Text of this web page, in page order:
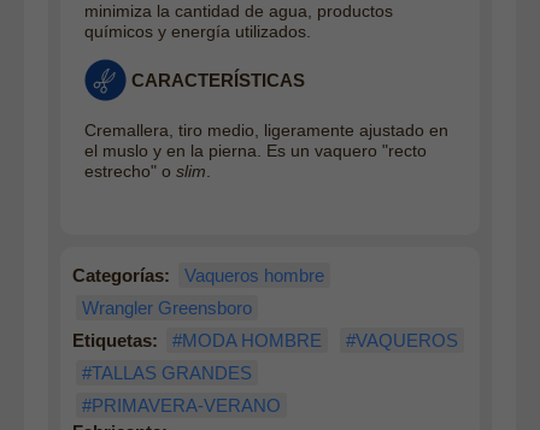
minimiza la cantidad de agua, productos
químicos y energía utilizados.
CARACTERÍSTICAS
Cremallera, tiro medio, ligeramente ajustado en
el muslo y en la pierna. Es un vaquero "recto
estrecho" o slim
Categorías:
Vaqueros hombre
Wrangler Greensboro
Etiquetas:
#MODA HOMBRE
#VAQUEROS
#TALLAS GRANDES
#PRIMAVERA-VERANO